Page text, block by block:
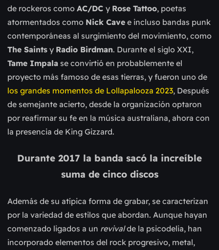
de rockeros como AC/DC y Rose Tattoo, poetas
atormentados como Nick Cave e incluso bandas punk
contemporáneas al surgimiento del movimiento, como
The Saints y Radio Birdman. Durante el siglo XXI,
Tame Impala se convirtió en probablemente el
proyecto más famoso de esas tierras, y fueron uno de
los grandes momentos de Lollapalooza 2023, Después
de semejante acierto, desde la organización optaron
por reafirmar su fe en la música australiana, ahora con
la presencia de King Gizzard.
Durante 2017 la banda sacó la increíble
suma de cinco discos
Además de su atípica forma de grabar, se caracterizan
por la variedad de estilos que abordan. Aunque hayan
comenzado ligados a un revivalde la psicodelia, han
incorporado elementos del rock progresivo, metal,